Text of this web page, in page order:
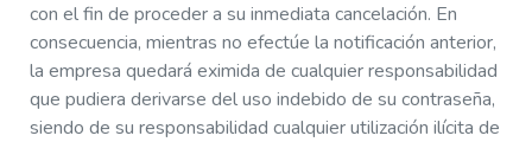
con el fin de proceder a su inmediata cancelación. En
consecuencia, mientras no efectúe la notificación anterior,
la empresa quedará eximida de cualquier responsabilidad
que pudiera derivarse del uso indebido de su contraseña,
siendo de su responsabilidad cualquier utilización ilícita de